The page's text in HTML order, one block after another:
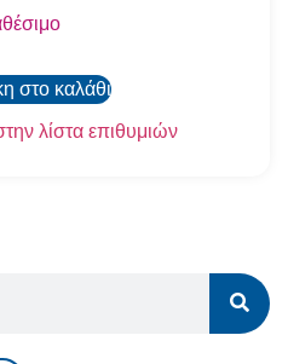
στο καλάθι
λίστα επιθυμιών